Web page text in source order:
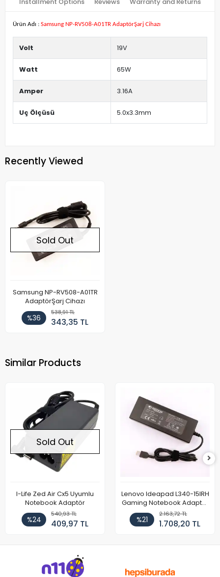
Ürün Adı : Samsung NP-RV508-A01TR AdaptörŞarj Cihazı
Volt 19V
Watt 65W
Amper 3.16A
Uç Ölçüsü 5.0x3.3mm
Recently Viewed
Sold Out
Samsung NP-RV508-A01TR
AdaptörŞarj Cihazı
%36
538,91 TL
343,35 TL
Similar Products
Sold Out
I-Life Zed Air Cx5 Uyumlu
Notebook Adaptör
%24
540,93 TL
409,97 TL
Lenovo Ideapad L340-15IRH
Gaming Notebook Adaptör
Cihazı Şarj Aleti (150W)
%21
2.163,72 TL
1.708,20 TL